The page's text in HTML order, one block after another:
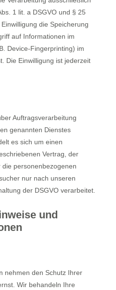
1 lit. a DSGVO und § 25
die Speicherung
auf Informationen im
Device-Fingerprinting) im
Die Einwilligung ist jederzeit
Auftragsverarbeitung
genannten Dienstes
es sich um einen
Vertrag, der
personenbezogenen
nur nach unseren
der DSGVO verarbeitet.
und
nehmen den Schutz Ihrer
Wir behandeln Ihre